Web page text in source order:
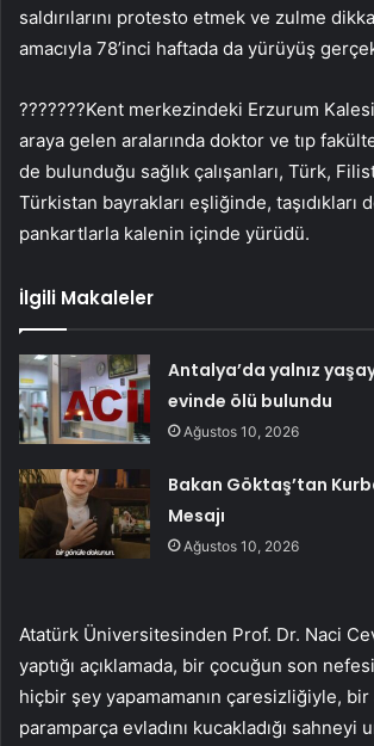
saldırılarını protesto etmek ve zulme
amacıyla 78’inci haftada da yürüyüş
???????Kent merkezindeki Erzurum
araya gelen aralarında doktor ve tıp
de bulunduğu sağlık çalışanları, Türk,
Türkistan bayrakları eşliğinde, taşıdıkları
pankartlarla kalenin içinde yürüdü.
İlgili Makaleler
Antalya’da yalnız
evinde ölü bulundu
Ağustos 10, 2026
Bakan Göktaş’tan
Mesajı
Ağustos 10, 2026
Atatürk Üniversitesinden Prof. Dr. Naci
yaptığı açıklamada, bir çocuğun son
hiçbir şey yapamamanın çaresizliğiyle,
paramparça evladını kucakladığı sahneyi